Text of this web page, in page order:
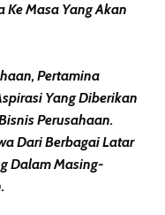
Ke Masa Yang Akan
Pertamina
Yang Diberikan
Perusahaan.
Dari Berbagai Latar
Dalam Masing-